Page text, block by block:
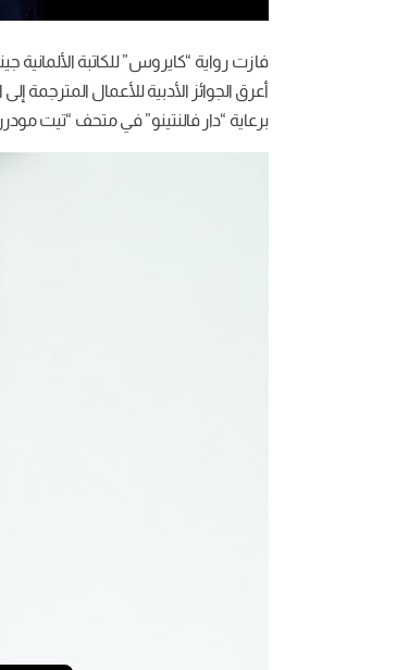
برعاية “دار فالنتينو” في متحف “تيت